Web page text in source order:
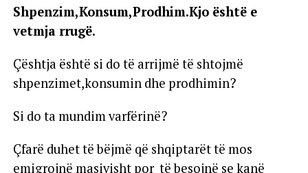
Shpenzim,Konsum,Prodhim.Kjo është e
vetmja rrugë.
Çështja është si do të arrijmë të shtojmë
shpenzimet,konsumin dhe prodhimin?
Si do ta mundim varfërinë?
Çfarë duhet të bëjmë që shqiptarët të mos
emigrojnë masivisht por të besojnë se kanë